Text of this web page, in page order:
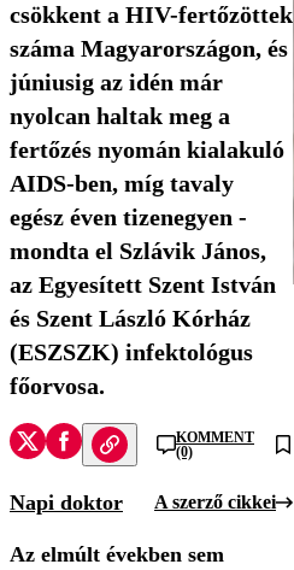
csökkent a HIV-fertőzöttek
száma Magyarországon, és
júniusig az idén már
nyolcan haltak meg a
fertőzés nyomán kialakuló
AIDS-ben, míg tavaly
egész éven tizenegyen -
mondta el Szlávik János,
az Egyesített Szent István
és Szent László Kórház
(ESZSZK) infektológus
főorvosa.
KOMMENT
(0)
Napi doktor A szerző cikkei
Az elmúlt években sem